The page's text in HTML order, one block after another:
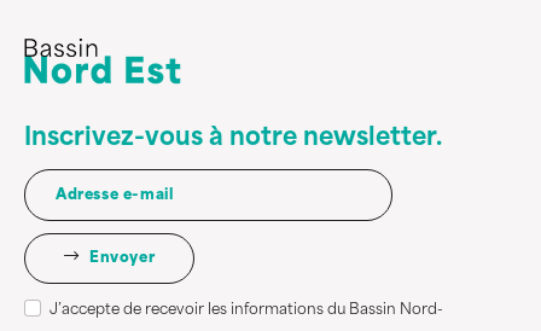
Inscrivez-vous à notre newsletter.
Envoyer
J’accepte de recevoir les informations du Bassin Nord-